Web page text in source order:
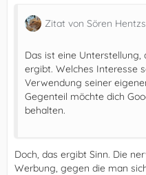
Zitat von Sören
Das ist eine Unterstellung,
ergibt. Welches Interesse
Verwendung seiner
Gegenteil möchte dich
behalten.
Doch, das ergibt Sinn. Die
Werbung, gegen die man